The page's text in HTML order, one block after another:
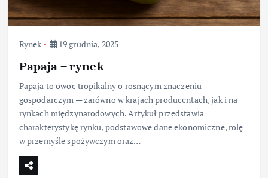
Rynek 19 grudnia, 2025
Papaja – rynek
Papaja to owoc tropikalny o rosnącym znaczeniu
gospodarczym — zarówno w krajach producentach, jak i na
rynkach międzynarodowych. Artykuł przedstawia
charakterystykę rynku, podstawowe dane ekonomiczne, rolę
w przemyśle spożywczym oraz…